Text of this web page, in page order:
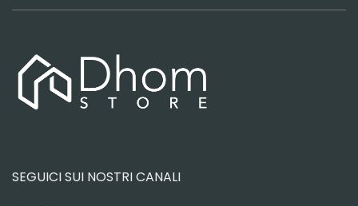
SEGUICI SUI NOSTRI CANALI